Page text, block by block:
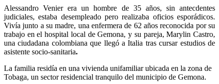
Alessandro Venier era un hombre de 35 años, sin antecdentes
judiciales, estaba desempleado pero realizaba oficios esporádicos.
Vivía junto a su madre, una enfermera de 62 años reconocida por su
trabajo en el hospital local de Gemona, y su pareja, Marylin Castro,
una ciudadana colombiana que llegó a Italia tras cursar estudios de
asistente socio-sanitaria.
La familia residía en una vivienda unifamiliar ubicada en la zona de
Tobaga, un sector residencial tranquilo del municipio de Gemona.